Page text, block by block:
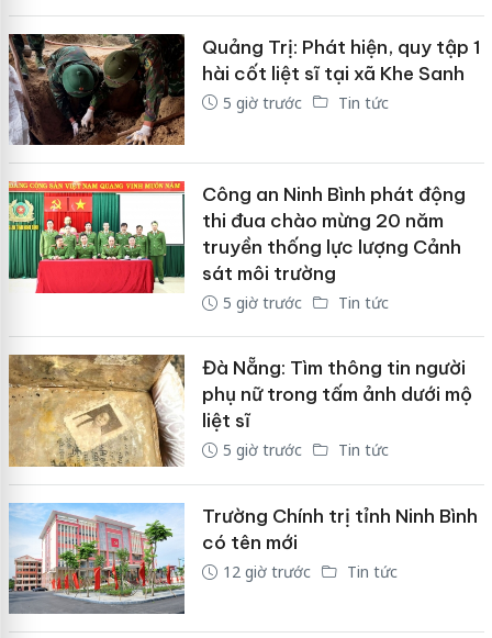
Quảng Trị: Phát hiện, quy tập 1
hài cốt liệt sĩ tại xã Khe Sanh
5 giờ trước Tin tức
Công an Ninh Bình phát động
thi đua chào mừng 20 năm
truyền thống lực lượng Cảnh
sát môi trường
5 giờ trước Tin tức
Đà Nẵng: Tìm thông tin người
phụ nữ trong tấm ảnh dưới mộ
liệt sĩ
5 giờ trước Tin tức
Trường Chính trị tỉnh Ninh Bình
có tên mới
12 giờ trước Tin tức